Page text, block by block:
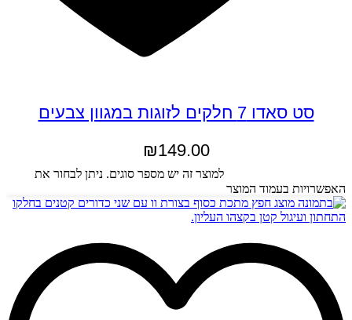
סט סאדו 7 חלקים לזוגות במגוון צבעים
₪149.00
למוצר זה יש מספר סוגים. ניתן לבחור את
האפשרויות בעמוד המוצר